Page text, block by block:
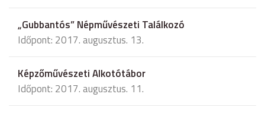
„Gubbantós” Népművészeti Találkozó
Időpont: 2017. augusztus. 13.
Képzőművészeti Alkotótábor
Időpont: 2017. augusztus. 11.